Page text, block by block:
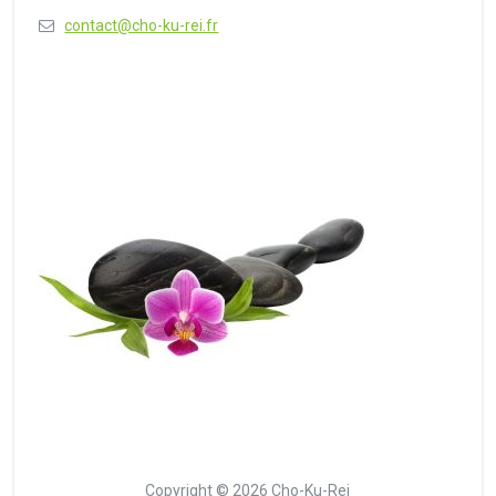
contact@cho-ku-rei.fr
Copyright © 2026 Cho-Ku-Rei